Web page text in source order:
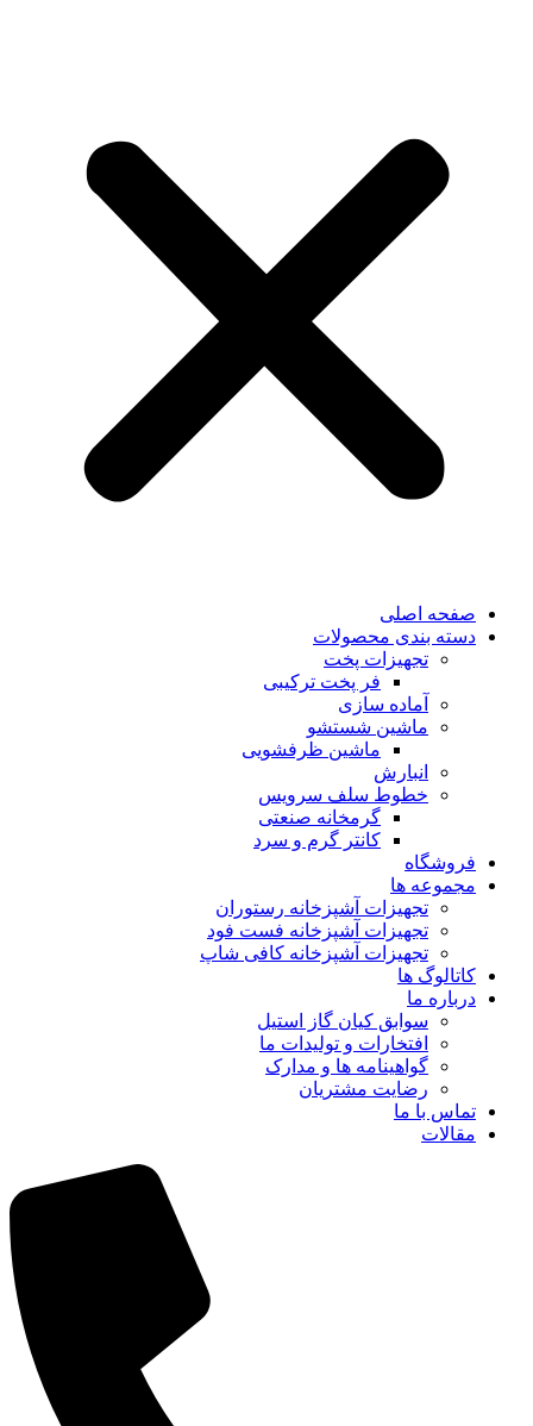
صفحه اصلی
دسته بندی محصولات
تجهیزات پخت
فر پخت ترکیبی
آماده سازی
ماشین شستشو
ماشین ظرفشویی
انبارش
خطوط سلف سرویس
گرمخانه صنعتی
کانتر گرم و سرد
فروشگاه
مجموعه ها
تجهیزات آشپزخانه رستوران
تجهیزات آشپزخانه فست فود
تجهیزات آشپزخانه کافی شاپ
کاتالوگ ها
درباره ما
سوابق کیان گاز استیل
افتخارات و تولیدات ما
گواهینامه ها و مدارک
رضایت مشتریان
تماس با ما
مقالات